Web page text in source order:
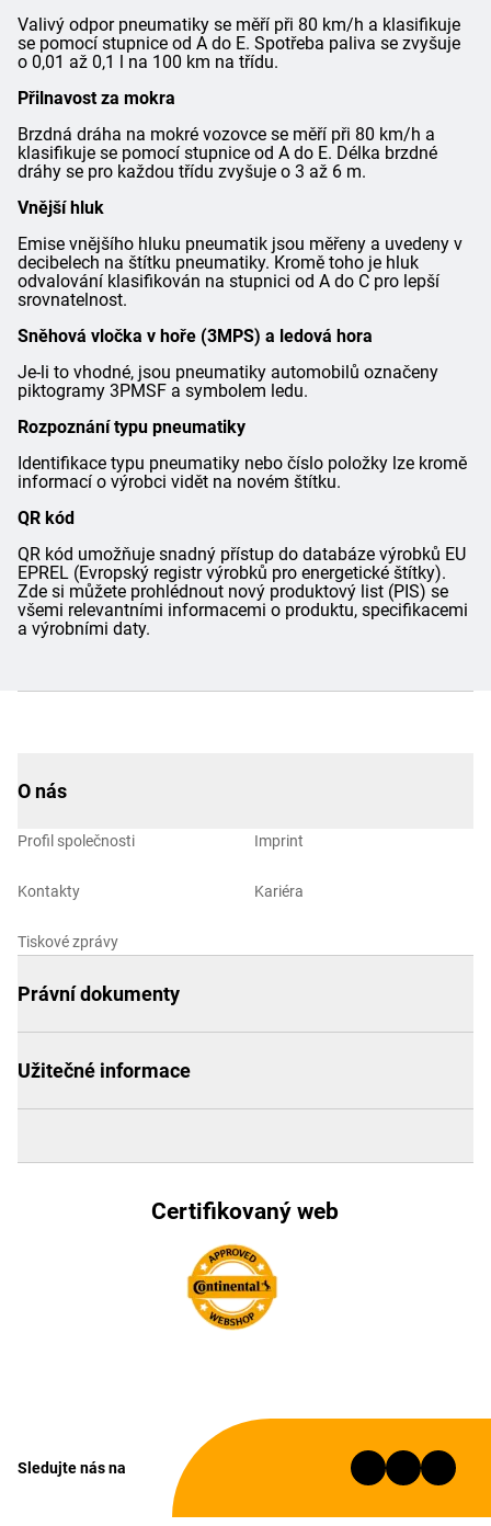
Valivý odpor pneumatiky se měří při 80 km/h a klasifikuje
se pomocí stupnice od A do E. Spotřeba paliva se zvyšuje
o 0,01 až 0,1 l na 100 km na třídu.
Přilnavost za mokra
Brzdná dráha na mokré vozovce se měří při 80 km/h a
klasifikuje se pomocí stupnice od A do E. Délka brzdné
dráhy se pro každou třídu zvyšuje o 3 až 6 m.
Vnější hluk
Emise vnějšího hluku pneumatik jsou měřeny a uvedeny v
decibelech na štítku pneumatiky. Kromě toho je hluk
odvalování klasifikován na stupnici od A do C pro lepší
srovnatelnost.
Sněhová vločka v hoře (3MPS) a ledová hora
Je-li to vhodné, jsou pneumatiky automobilů označeny
piktogramy 3PMSF a symbolem ledu.
Rozpoznání typu pneumatiky
Identifikace typu pneumatiky nebo číslo položky lze kromě
informací o výrobci vidět na novém štítku.
QR kód
QR kód umožňuje snadný přístup do databáze výrobků EU
EPREL (Evropský registr výrobků pro energetické štítky).
Zde si můžete prohlédnout nový produktový list (PIS) se
všemi relevantními informacemi o produktu, specifikacemi
a výrobními daty.
O nás
Profil společnosti
Kontakty
Tiskové zprávy
Imprint
Kariéra
Právní dokumenty
Užitečné informace
Certifikovaný web
Sledujte nás na